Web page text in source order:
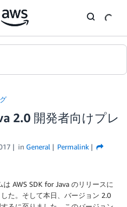
2.0 開発者向けプレ
in General
Permalink
AWS SDK for Java のリリースに
た。そして本日、バージョン 2.0